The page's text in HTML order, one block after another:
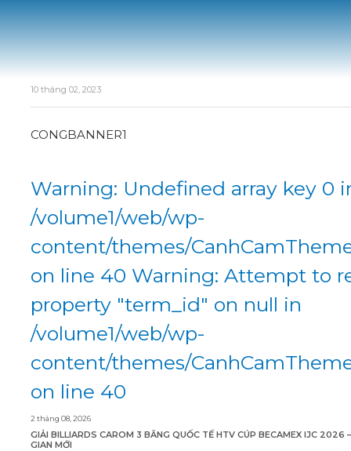
10 tháng 02, 2023
CONGBANNER1
Warning: Undefined array key 0
/volume1/web/wp-
content/themes/
on line 40 Warning: Attempt to
property "term_id" on null in
/volume1/web/wp-
content/themes/
on line 40
2 tháng 08, 2026
GIẢI BILLIARDS CAROM 3 BĂNG QUỐC TẾ HTV CÚP BECAMEX IJC 2026
GIAN MỚI